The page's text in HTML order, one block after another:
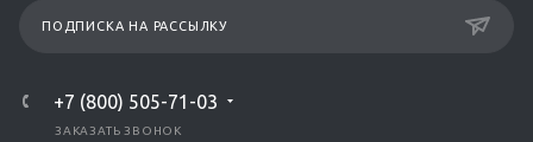
ПОДПИСКА НА РАССЫЛКУ
+7 (800) 505-71-03
ЗАКАЗАТЬ ЗВОНОК